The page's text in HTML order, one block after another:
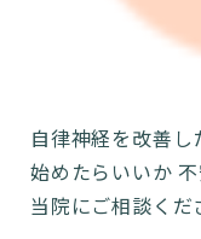
自律神経を改善
始めたらいいか 不
当院にご相談くだ